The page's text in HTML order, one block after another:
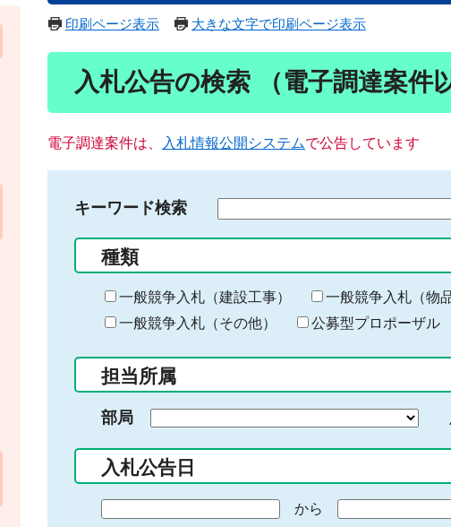
印刷ページ表示 大きな文字で印刷ページ表示
入札公告の検索 （電子調達案件
電子調達案件は、 入札情報公開システムで公告しています
キーワード検索
る
キ
ー
ー
入
力
種類
一般競争入札（建設工事） 一般競争入札（物品
一般競争入札（その他）
公募型プロポーザル
担当所属
部局
入札公告日
から